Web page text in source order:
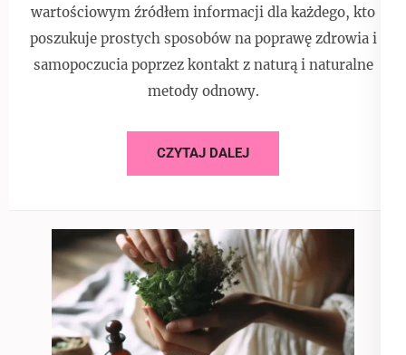
wartościowym źródłem informacji dla każdego, kto
poszukuje prostych sposobów na poprawę zdrowia i
samopoczucia poprzez kontakt z naturą i naturalne
metody odnowy.
CZYTAJ DALEJ